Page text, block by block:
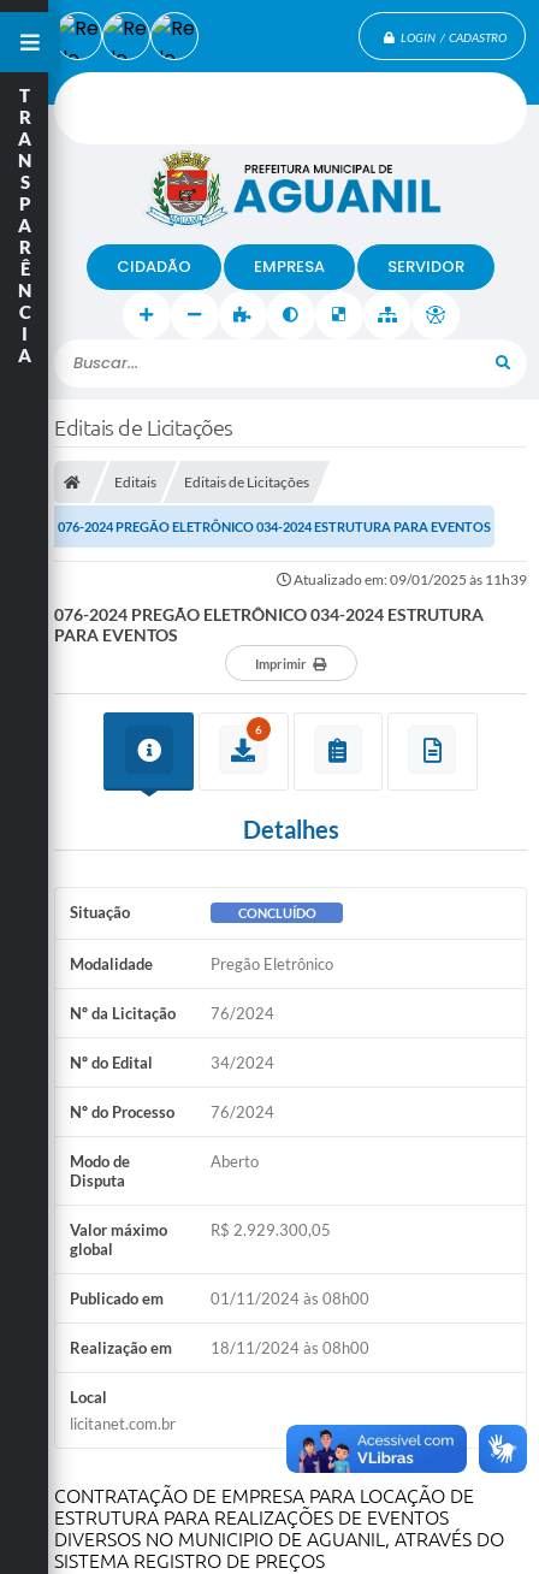
LOGIN / CADASTRO
Buscar...
CIDADÃO EMPRESA SERVIDOR
T
R
A
N
S
P
A
R
Ê
N
C
I
A
Editais de Licitações
Editais Editais de Licitações
076-2024 PREGÃO ELETRÔNICO 034-2024 ESTRUTURA PARA EVENTOS
Atualizado em: 09/01/2025 às 11h39
076-2024 PREGÃO ELETRÔNICO 034-2024 ESTRUTURA
PARA EVENTOS
Imprimir
6
Detalhes
Situação CONCLUÍDO
Modalidade Pregão Eletrônico
Nº da Licitação 76/2024
Nº do Edital 34/2024
Nº do Processo 76/2024
Modo de
Disputa
Aberto
Valor máximo
global
R$ 2.929.300,05
Publicado em 01/11/2024 às 08h00
Realização em 18/11/2024 às 08h00
Local
licitanet.com.br
CONTRATAÇÃO DE EMPRESA PARA LOCAÇÃO DE
ESTRUTURA PARA REALIZAÇÕES DE EVENTOS
DIVERSOS NO MUNICIPIO DE AGUANIL, ATRAVÉS DO
SISTEMA REGISTRO DE PREÇOS